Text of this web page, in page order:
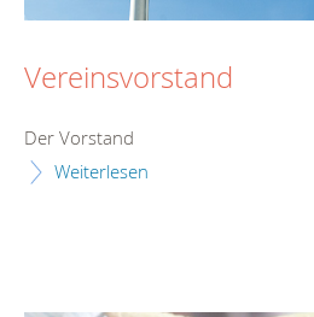
Vereinsvorstand
Der Vorstand
Weiterlesen